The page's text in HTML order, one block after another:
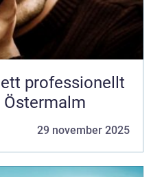
professionellt
29 november 2025